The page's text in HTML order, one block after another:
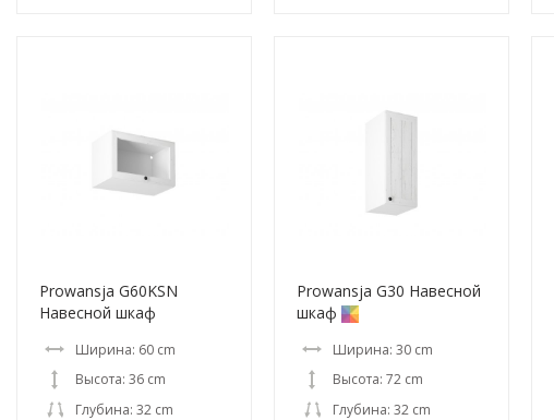
Prowansja G60KSN
Навесной шкаф
Ширина: 60 cm
Высота: 36 cm
Глубина: 32 cm
Prowansja G30 Навесной
шкаф
Ширина: 30 cm
Высота: 72 cm
Глубина: 32 cm